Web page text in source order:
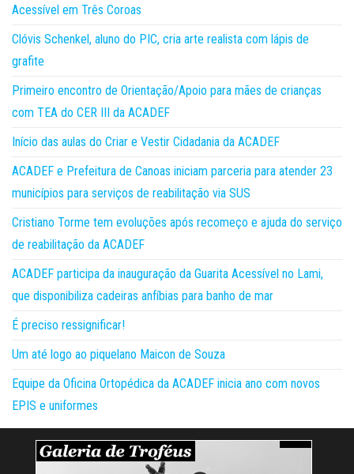
Acessível em Três Coroas
Clóvis Schenkel, aluno do PIC, cria arte realista com lápis de
grafite
Primeiro encontro de Orientação/Apoio para mães de crianças
com TEA do CER III da ACADEF
Início das aulas do Criar e Vestir Cidadania da ACADEF
ACADEF e Prefeitura de Canoas iniciam parceria para atender 23
municípios para serviços de reabilitação via SUS
Cristiano Torme tem evoluções após recomeço e ajuda do serviço
de reabilitação da ACADEF
ACADEF participa da inauguração da Guarita Acessível no Lami,
que disponibiliza cadeiras anfíbias para banho de mar
É preciso ressignificar!
Um até logo ao piquelano Maicon de Souza
Equipe da Oficina Ortopédica da ACADEF inicia ano com novos
EPIS e uniformes